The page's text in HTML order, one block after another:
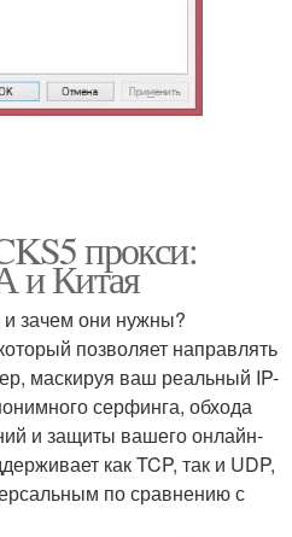
прокси:
и Китая
и зачем они нужны?
позволяет направлять
маскируя ваш реальный IP-
серфинга, обхода
и защиты вашего онлайн-
как TCP, так и UDP,
по сравнению с